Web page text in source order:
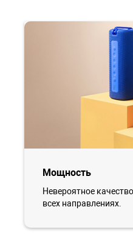
Мощность
Невероятное
всех направлениях.